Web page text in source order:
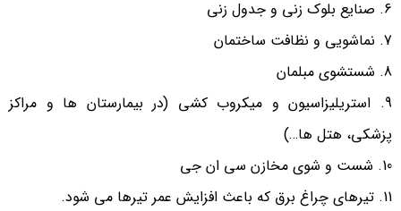
صنایع بلوک زنی و جدول زنی
نماشویی و نظافت ساختمان
شستشوی مبلمان
استریلیزاسیون و میکروب کشی (در بیمارستان ها و مراکز
پزشکی، هتل ها…)
شست و شوی مخازن سی ان جی
تیرهای چراغ برق که باعث افزایش عمر تیرها می شود.